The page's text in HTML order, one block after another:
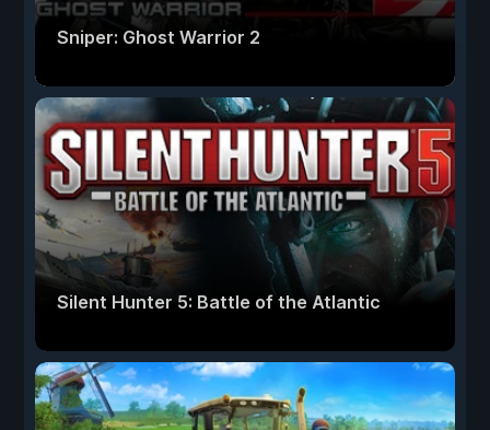
Sniper: Ghost Warrior 2
Silent Hunter 5: Battle of the Atlantic